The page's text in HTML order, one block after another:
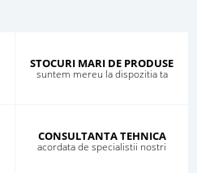
STOCURI MARI DE PRODUSE
suntem mereu la dispozitia ta
CONSULTANTA TEHNICA
acordata de specialistii nostri